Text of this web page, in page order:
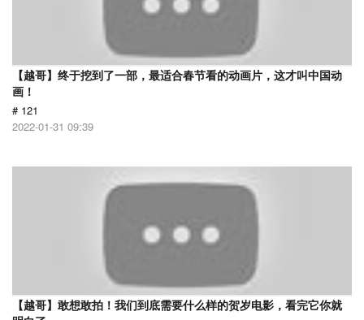
【越哥】终于挖到了一部，最适合春节看的动画片，这才叫中国动
画！
# 121
2022-01-31 09:39
【越哥】敢想敢拍！我们到底需要什么样的贺岁电影，看完它你就